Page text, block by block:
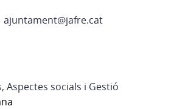
ajuntament@jafre.cat
Aspectes socials i Gestió